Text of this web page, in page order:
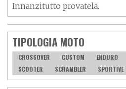
Innanzitutto provatela.
TIPOLOGIA MOTO
CROSSOVER CUSTOM ENDURO
SCOOTER
SCRAMBLER SPORTIVE